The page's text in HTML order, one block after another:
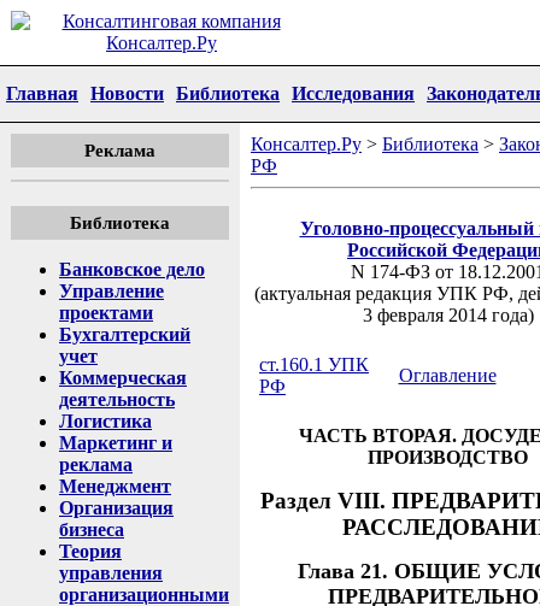
Главная Новости Библиотека Исследования
Реклама
Библиотека
Банковское дело
Управление
проектами
Бухгалтерский
учет
Коммерческая
деятельность
Логистика
Маркетинг и
реклама
Менеджмент
Организация
бизнеса
Теория
управления
организационными
Консалтер.Ру > Библиотека >
РФ
Уголовно-процессуальный
Российской
N 174-ФЗ от
(актуальная редакция УПК РФ,
3 февраля 2014 года)
ст.160.1 УПК
РФ
Оглавление
ЧАСТЬ ВТОРАЯ.
ПРОИЗВОДСТВО
Раздел VIII.
Глава 21. ОБЩИЕ